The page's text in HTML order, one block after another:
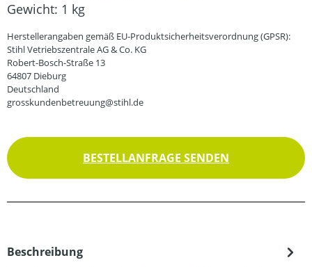
Gewicht: 1 kg
Herstellerangaben gemäß EU-Produktsicherheitsverordnung (GPSR):
Stihl Vetriebszentrale AG & Co. KG
Robert-Bosch-Straße 13
64807 Dieburg
Deutschland
grosskundenbetreuung@stihl.de
BESTELLANFRAGE SENDEN
Beschreibung